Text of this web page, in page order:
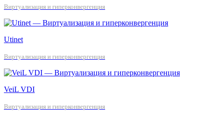
Виртуализация и гиперконвергенция
Utinet
Виртуализация и гиперконвергенция
VeiL VDI
Виртуализация и гиперконвергенция